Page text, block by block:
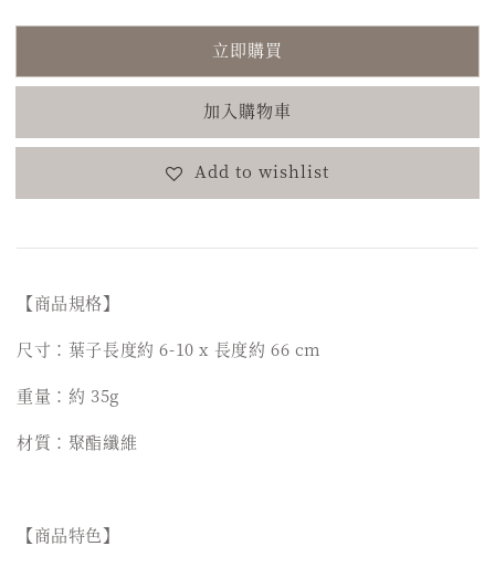
立即購買
加入購物車
Add to wishlist
【商品規格】
尺寸：葉子長度約 6-10 x 長度約 66 cm
重量：約 35g
材質：聚酯纖維
【商品特色】